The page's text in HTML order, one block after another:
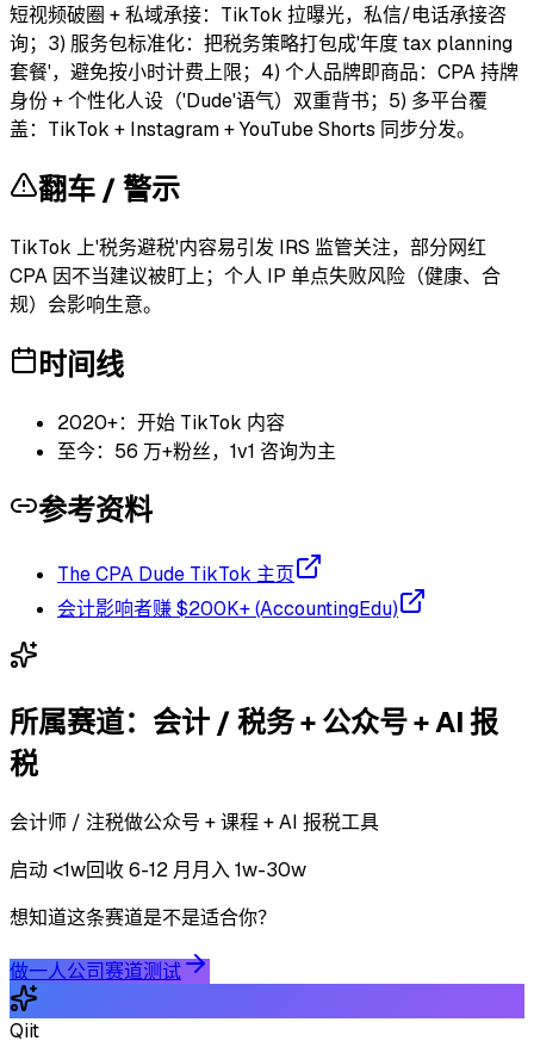
短视频破圈 + 私域承接：TikTok 拉曝光，私信/电话承接咨
询；3) 服务包标准化：把税务策略打包成'年度 tax planning
套餐'，避免按小时计费上限；4) 个人品牌即商品：CPA 持牌
身份 + 个性化人设（'Dude'语气）双重背书；5) 多平台覆
盖：TikTok + Instagram + YouTube Shorts 同步分发。
翻车 / 警示
TikTok 上'税务避税'内容易引发 IRS 监管关注，部分网红
CPA 因不当建议被盯上；个人 IP 单点失败风险（健康、合
规）会影响生意。
时间线
2020+：开始 TikTok 内容
至今：56 万+粉丝，1v1 咨询为主
参考资料
The CPA Dude TikTok 主页
会计影响者赚 $200K+ (AccountingEdu)
所属赛道： 会计 / 税务 + 公众号 + AI 报
税
会计师 / 注税做公众号 + 课程 + AI 报税工具
启动 <1w回收6-12 月 月入 1w-30w
想知道这条赛道是不是适合你？
做一人公司赛道测试
Qiit